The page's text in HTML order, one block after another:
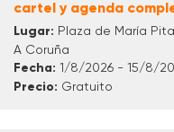
cartel y agenda
Lugar: Plaza de María
A Coruña
Fecha: 1/8/2026 - 15/8/
Precio: Gratuito